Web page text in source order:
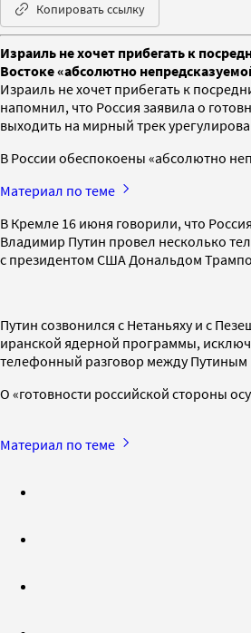
Копировать ссылку
Израиль не хочет прибегать к
Востоке «абсолютно
Израиль не хочет прибегать к
напомнил, что Россия заявила о
выходить на мирный трек
В России обеспокоены «абсолютно
Материал по теме
В Кремле 16 июня говорили, что
Владимир Путин провел несколько
с президентом США Дональдом
Путин созвонился с Нетаньяху и с
иранской ядерной программы,
телефонный разговор между
О «готовности российской стороны
Материал по теме